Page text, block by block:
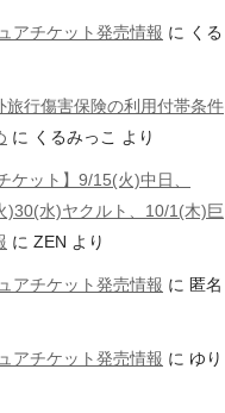
アチケット発売情報 に くる
旅行傷害保険の利用付帯条件
に くるみっこ より
ケット】9/15(火)中日、
)30(水)ヤクルト、10/1(木)巨
に ZEN より
アチケット発売情報 に 匿名
アチケット発売情報 に ゆり